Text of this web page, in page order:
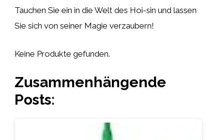
Tauchen Sie ein in die Welt des Hoi-sin und lassen
Sie sich von seiner Magie verzaubern!
Keine Produkte gefunden.
Zusammenhängende
Posts: